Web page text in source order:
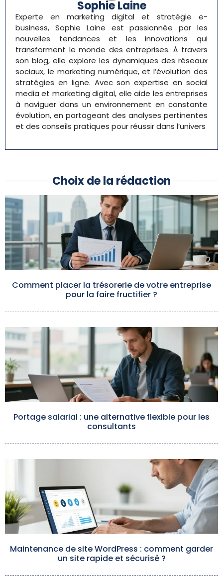
Sophie Laine
Experte en marketing digital et stratégie e-
business, Sophie Laine est passionnée par les
nouvelles tendances et les innovations qui
transforment le monde des entreprises. À travers
son blog, elle explore les dynamiques des réseaux
sociaux, le marketing numérique, et l’évolution des
stratégies en ligne. Avec son expertise en social
media et marketing digital, elle aide les entreprises
à naviguer dans un environnement en constante
évolution, en partageant des analyses pertinentes
et des conseils pratiques pour réussir dans l’univers
Choix de la rédaction
Comment placer la trésorerie de votre entreprise
pour la faire fructifier ?
Portage salarial : une alternative flexible pour les
consultants
Maintenance de site WordPress : comment garder
un site rapide et sécurisé ?